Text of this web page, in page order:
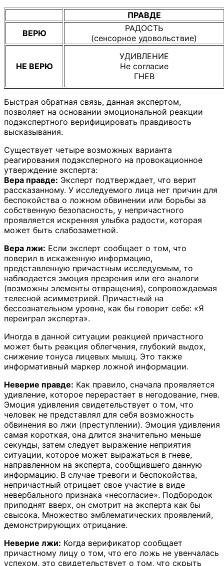
ПРАВДЕ
ВЕРЮ
РАДОСТЬ
(сенсорное удовольствие)
НЕ ВЕРЮ
УДИВЛЕНИЕ
Не согласие
ГНЕВ
Быстрая обратная связь, данная экспертом,
позволяет на основании эмоциональной реакции
подэкспертного верифицировать правдивость
высказывания.
Существует четыре возможных варианта
реагирования подэксперного на провокационное
утверждение эксперта:
Вера правде: Эксперт подтверждает, что верит
рассказанному. У исследуемого лица нет причин для
беспокойства о ложном обвинении или борьбы за
собственную безопасность, у непричастного
проявляется искренняя улыбка радости, которая
может быть слабозаметной.
Вера лжи: Если эксперт сообщает о том, что
поверил в искаженную информацию,
представленную причастным исследуемым, то
наблюдается эмоция презрения или его аналоги
(возможны элементы отвращения), сопровождаемая
телесной асимметрией. Причастный на
бессознательном уровне, как бы говорит себе: «Я
переиграл эксперта».
Иногда в данной ситуации реакцией причастного
может быть реакция облегчения, глубокий выдох,
снижение тонуса лицевых мышц. Это также
информативный маркер ложной информации.
Неверие правде: Как правило, сначала проявляется
удивление, которое перерастает в негодование, гнев.
Эмоция удивления свидетельствует о том, что
человек не представлял для себя возможность
обвинения во лжи (преступлении). Эмоция удивления
самая короткая, она длится значительно меньше
секунды, затем следует выражение неприятия
ситуации, которое может выражаться в гневе,
направленном на эксперта, сообщившего данную
информацию. В случае тревоги и беспокойства,
непричастный отрицает свое участие в виде
невербального признака «несогласие». Подбородок
приподнят вверх, он смотрит на эксперта как бы
свысока. Множество эмблематических проявлений,
демонстрирующих отрицание.
Неверие лжи: Когда верификатор сообщает
причастному лицу о том, что его ложь не увенчалась
успехом, это свидетельствует о том, что скрыть